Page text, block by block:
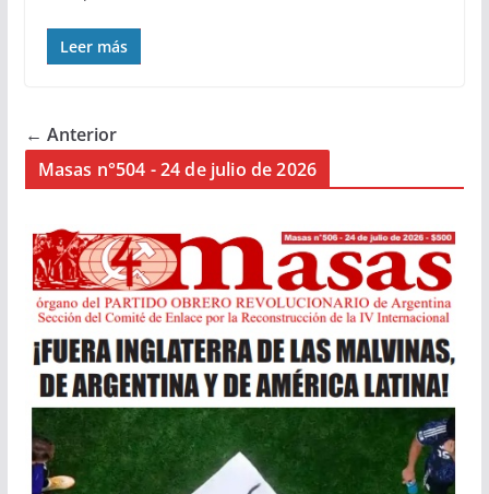
Leer más
← Anterior
Masas n°504 - 24 de julio de 2026